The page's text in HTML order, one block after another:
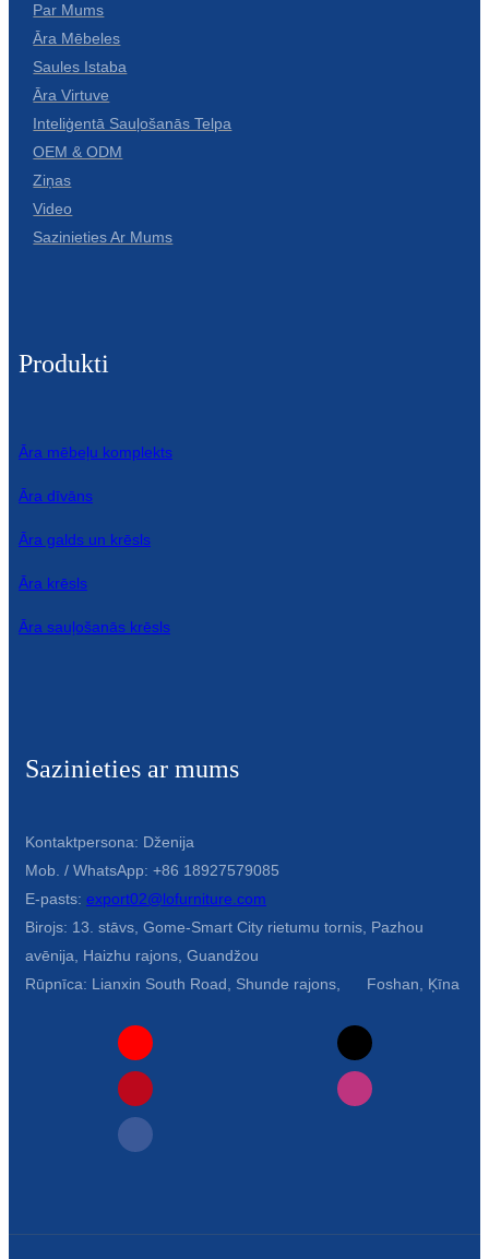
Par Mums
Āra Mēbeles
Saules Istaba
Āra Virtuve
Inteliģentā Sauļošanās Telpa
OEM & ODM
Ziņas
Video
Sazinieties Ar Mums
Produkti
Āra mēbeļu komplekts
Āra dīvāns
Āra galds un krēsls
Āra krēsls
Āra sauļošanās krēsls
Sazinieties ar mums
Kontaktpersona: Dženija
Mob. / WhatsApp: +86 18927579085
E-pasts: export02@lofurniture.com
Birojs: 13. stāvs, Gome-Smart City rietumu tornis, Pazhou
avēnija, Haizhu rajons, Guandžou
Rūpnīca: Lianxin South Road, Shunde rajons, Foshan, Ķīna